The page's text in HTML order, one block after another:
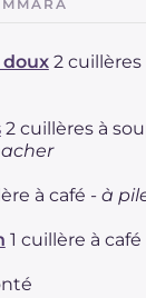
2
2 cuillères à
à café - à
1 cuillère à café